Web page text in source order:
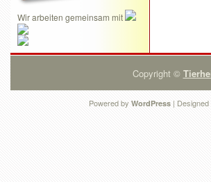
Wir arbeiten gemeinsam mit
Copyright ©
Powered by WordPress | Designed